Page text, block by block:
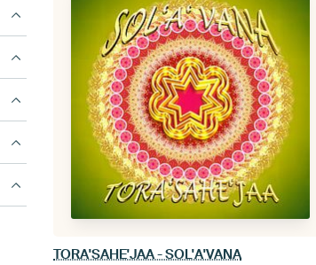
TORA'SAHE'JAA - SOL'A'VANA